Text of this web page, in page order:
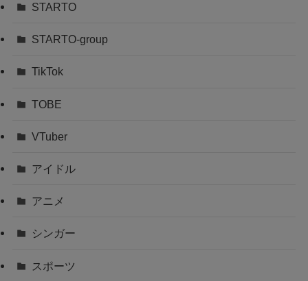
STARTO
STARTO-group
TikTok
TOBE
VTuber
アイドル
アニメ
シンガー
スポーツ